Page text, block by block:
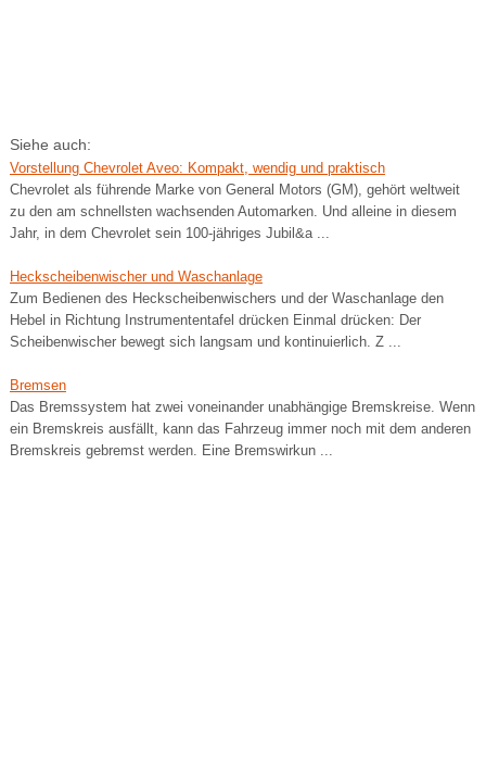
Siehe auch:
Vorstellung Chevrolet Aveo: Kompakt, wendig und praktisch
Chevrolet als führende Marke von General Motors (GM), gehört weltweit
zu den am schnellsten wachsenden Automarken. Und alleine in diesem
Jahr, in dem Chevrolet sein 100-jähriges Jubil&a ...
Heckscheibenwischer und Waschanlage
Zum Bedienen des Heckscheibenwischers und der Waschanlage den
Hebel in Richtung Instrumententafel drücken Einmal drücken: Der
Scheibenwischer bewegt sich langsam und kontinuierlich. Z ...
Bremsen
Das Bremssystem hat zwei voneinander unabhängige Bremskreise. Wenn
ein Bremskreis ausfällt, kann das Fahrzeug immer noch mit dem anderen
Bremskreis gebremst werden. Eine Bremswirkun ...